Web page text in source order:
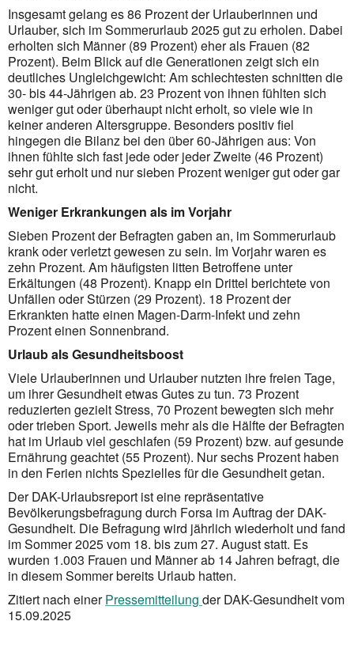
Insgesamt gelang es 86 Prozent der Urlauberinnen und
Urlauber, sich im Sommerurlaub 2025 gut zu erholen. Dabei
erholten sich Männer (89 Prozent) eher als Frauen (82
Prozent). Beim Blick auf die Generationen zeigt sich ein
deutliches Ungleichgewicht: Am schlechtesten schnitten die
30- bis 44-Jährigen ab. 23 Prozent von ihnen fühlten sich
weniger gut oder überhaupt nicht erholt, so viele wie in
keiner anderen Altersgruppe. Besonders positiv fiel
hingegen die Bilanz bei den über 60-Jährigen aus: Von
ihnen fühlte sich fast jede oder jeder Zweite (46 Prozent)
sehr gut erholt und nur sieben Prozent weniger gut oder gar
nicht.
Weniger Erkrankungen als im Vorjahr
Sieben Prozent der Befragten gaben an, im Sommerurlaub
krank oder verletzt gewesen zu sein. Im Vorjahr waren es
zehn Prozent. Am häufigsten litten Betroffene unter
Erkältungen (48 Prozent). Knapp ein Drittel berichtete von
Unfällen oder Stürzen (29 Prozent). 18 Prozent der
Erkrankten hatte einen Magen-Darm-Infekt und zehn
Prozent einen Sonnenbrand.
Urlaub als Gesundheitsboost
Viele Urlauberinnen und Urlauber nutzten ihre freien Tage,
um ihrer Gesundheit etwas Gutes zu tun. 73 Prozent
reduzierten gezielt Stress, 70 Prozent bewegten sich mehr
oder trieben Sport. Jeweils mehr als die Hälfte der Befragten
hat im Urlaub viel geschlafen (59 Prozent) bzw. auf gesunde
Ernährung geachtet (55 Prozent). Nur sechs Prozent haben
in den Ferien nichts Spezielles für die Gesundheit getan.
Der DAK-Urlaubsreport ist eine repräsentative
Bevölkerungsbefragung durch Forsa im Auftrag der DAK-
Gesundheit. Die Befragung wird jährlich wiederholt und fand
im Sommer 2025 vom 18. bis zum 27. August statt. Es
wurden 1.003 Frauen und Männer ab 14 Jahren befragt, die
in diesem Sommer bereits Urlaub hatten.
Zitiert nach einerPressemitteilung der DAK-Gesundheit vom
15.09.2025